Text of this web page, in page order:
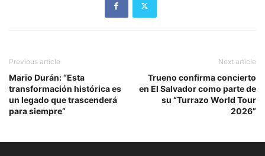
Previous article
Mario Durán: “Esta
transformación histórica es
un legado que trascenderá
para siempre”
Next article
Trueno confirma concierto
en El Salvador como parte de
su “Turrazo World Tour
2026”